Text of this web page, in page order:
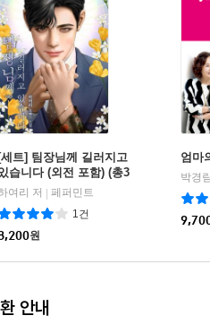
트] 팀장님께 길러지고
습니다 (외전 포함) (총3
/완결)
여리 저 | 페퍼민트
1건
원
엄마
박경
안내